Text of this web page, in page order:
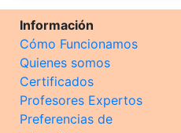
Información
Cómo Funcionamos
Quienes somos
Certificados
Profesores Expertos
Preferencias de